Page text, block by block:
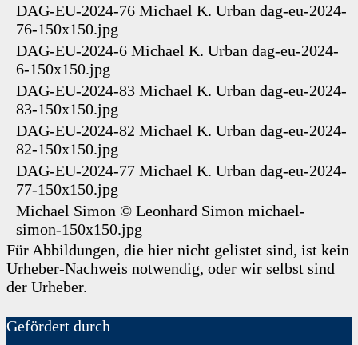
DAG-EU-2024-76 Michael K. Urban dag-eu-2024-
76-150x150.jpg
DAG-EU-2024-6 Michael K. Urban dag-eu-2024-
6-150x150.jpg
DAG-EU-2024-83 Michael K. Urban dag-eu-2024-
83-150x150.jpg
DAG-EU-2024-82 Michael K. Urban dag-eu-2024-
82-150x150.jpg
DAG-EU-2024-77 Michael K. Urban dag-eu-2024-
77-150x150.jpg
Michael Simon © Leonhard Simon michael-
simon-150x150.jpg
Für Abbildungen, die hier nicht gelistet sind, ist kein
Urheber-Nachweis notwendig, oder wir selbst sind
der Urheber.
Gefördert durch